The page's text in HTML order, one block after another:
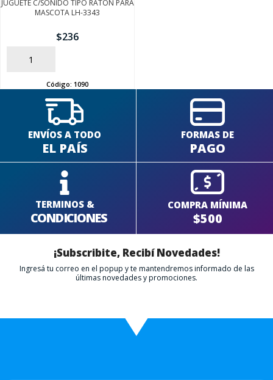
JUGUETE C/SONIDO TIPO RATON PARA
MASCOTA LH-3343
$236
AÑADIR
Código: 1090
ENVÍOS A TODO
EL PAÍS
FORMAS DE
PAGO
TERMINOS &
CONDICIONES
COMPRA MÍNIMA
$500
¡Subscribite, Recibí Novedades!
Ingresá tu correo en el popup y te mantendremos informado de las
últimas novedades y promociones.